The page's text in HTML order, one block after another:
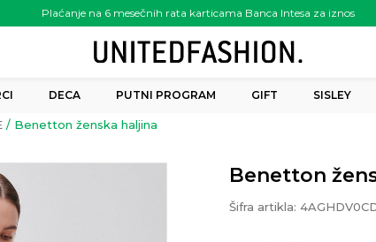
Plaćanje na 6 mesečnih rata karticama Banca Intesa za iznos
preko 6.000.00 rsd
DECA PUTNI PROGRAM GIFT SISLEY
Benetton ženska haljina
Benetton
Šifra artikla: